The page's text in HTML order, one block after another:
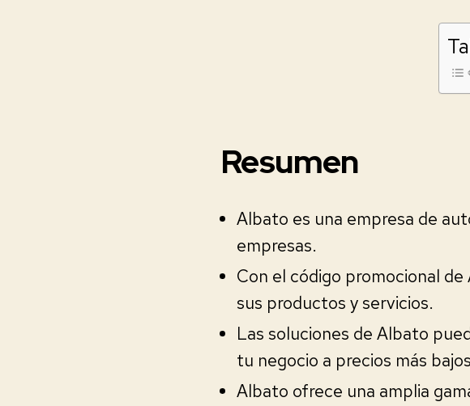
Resumen
Albato es una empresa de
empresas.
Con el código promocional
sus productos y servicios.
Las soluciones de Albato
tu negocio a precios más
Albato ofrece una amplia